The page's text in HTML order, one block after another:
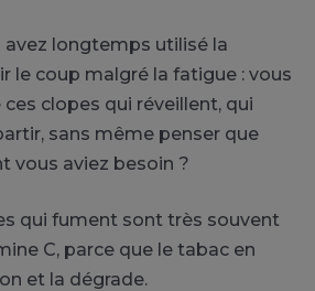
avez longtemps utilisé la
le coup malgré la fatigue : vous
clopes qui réveillent, qui
sans même penser que
vous aviez besoin ?
qui fument sont très souvent
C, parce que le tabac en
et la dégrade.